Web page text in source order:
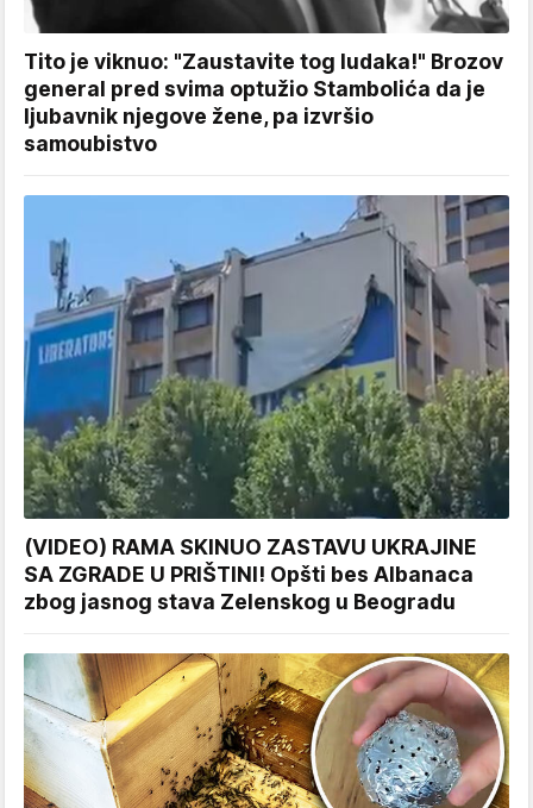
Tito je viknuo: "Zaustavite tog ludaka!" Brozov
general pred svima optužio Stambolića da je
ljubavnik njegove žene, pa izvršio
samoubistvo
(VIDEO) RAMA SKINUO ZASTAVU UKRAJINE
SA ZGRADE U PRIŠTINI! Opšti bes Albanaca
zbog jasnog stava Zelenskog u Beogradu